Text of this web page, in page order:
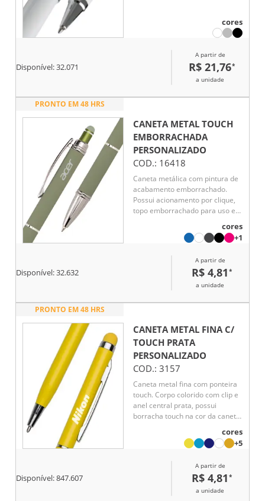
cores
Disponível:32.071
A partir de
R$ 21,76*
a unidade
PRONTO EM 48 HRS
CANETA METAL TOUCH
EMBORRACHADA
PERSONALIZADO
COD.: 16418
Caneta metálica com pintura de
acabamento emborrachado.
Possui acionamento por clique,
topo emborrachado para uso em
ao toque e carga esferográfica
azul de 1,0 mm.
cores
+1
Disponível:32.632
A partir de
R$ 4,81 *
a unidade
PRONTO EM 48 HRS
CANETA METAL FINA C/
TOUCH PRATA
PERSONALIZADO
COD.: 3157
Caneta metal fina com ponteira
touch. Corpo colorido com clip e
anel central prata, possui
borracha touch na cor da caneta.
cores
+5
Disponível:847.607
A partir de
R$ 4,81 *
a unidade